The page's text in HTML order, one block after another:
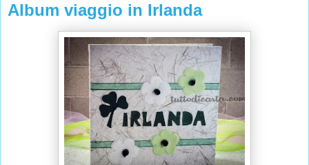
Album viaggio in Irlanda